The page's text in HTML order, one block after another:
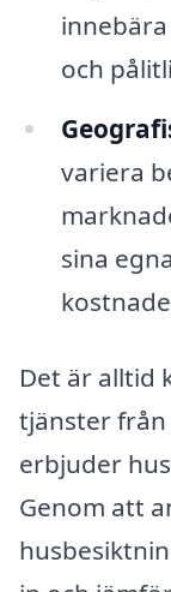
och
variera
sina
Det är alltid
tjänster
erbjuder
Genom att